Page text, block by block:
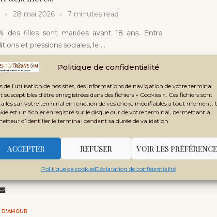
Politique de confidentialité
de l’utilisation de nos sites, des informations de navigation de votre terminal
susceptibles d’être enregistrées dans des fichiers « Cookies ». Ces fichiers sont
sur votre terminal en fonction de vos choix, modifiables à tout moment.
est un fichier enregistré sur le disque dur de votre terminal, permettant à
d’identifier le terminal pendant sa durée de validation.
ACCEPTER REFUSER VOIR LES
Politique de cookiesDéclaration de confidentialité
28 mai 2026 7 minutes read
des filles sont mariées avant 18 ans. Entre
et pressions sociales, le …
D'AMOUR
: pourquoi les hommes victimes de
restent invisibles
financière ou sociale, la violence faite aux
aussi au Mali. Un phénomène tabou, peu
D'AMOUR